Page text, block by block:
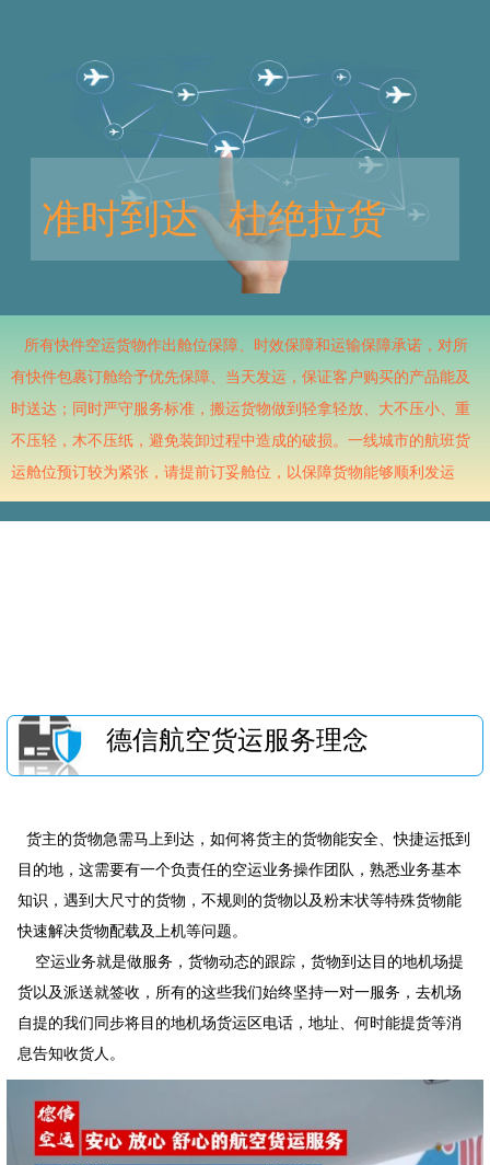
准时到达 杜绝拉货
所有快件空运货物作出舱位保障、时效保障和运输保障承诺，对所
有快件包裹订舱给予优先保障、当天发运，保证客户购买的产品能及
时送达；同时严守服务标准，搬运货物做到轻拿轻放、大不压小、重
不压轻，木不压纸，避免装卸过程中造成的破损。一线城市的航班货
运舱位预订较为紧张，请提前订妥舱位，以保障货物能够顺利发运
德信航空货运服务理念
货主的货物急需马上到达，如何将货主的货物能安全、快捷运抵到
目的地，这需要有一个负责任的空运业务操作团队，熟悉业务基本
知识，遇到大尺寸的货物，不规则的货物以及粉末状等特殊货物能
快速解决货物配载及上机等问题。
空运业务就是做服务，货物动态的跟踪，货物到达目的地机场提
货以及派送就签收，所有的这些我们始终坚持一对一服务，去机场
自提的我们同步将目的地机场货运区电话，地址、何时能提货等消
息告知收货人。